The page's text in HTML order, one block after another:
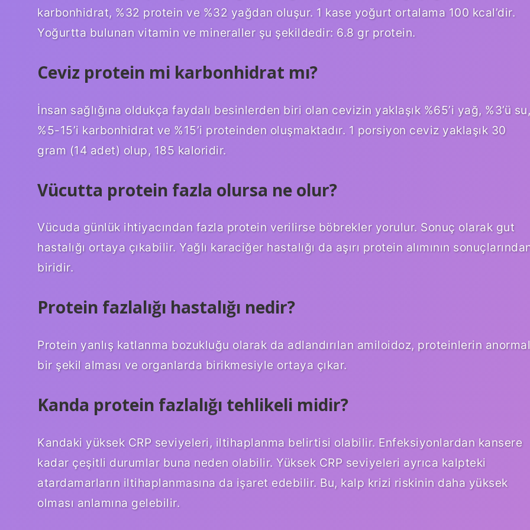
karbonhidrat, %32 protein ve %32 yağdan oluşur. 1 kase yoğurt ortalama 100 kcal’dir.
Yoğurtta bulunan vitamin ve mineraller şu şekildedir: 6.8 gr protein.
Ceviz protein mi karbonhidrat mı?
İnsan sağlığına oldukça faydalı besinlerden biri olan cevizin yaklaşık %65’i yağ, %3’ü su,
%5-15’i karbonhidrat ve %15’i proteinden oluşmaktadır. 1 porsiyon ceviz yaklaşık 30
gram (14 adet) olup, 185 kaloridir.
Vücutta protein fazla olursa ne olur?
Vücuda günlük ihtiyacından fazla protein verilirse böbrekler yorulur. Sonuç olarak gut
hastalığı ortaya çıkabilir. Yağlı karaciğer hastalığı da aşırı protein alımının
biridir.
Protein fazlalığı hastalığı nedir?
Protein yanlış katlanma bozukluğu olarak da adlandırılan amiloidoz, proteinlerin anormal
bir şekil alması ve organlarda birikmesiyle ortaya çıkar.
Kanda protein fazlalığı tehlikeli midir?
Kandaki yüksek CRP seviyeleri, iltihaplanma belirtisi olabilir. Enfeksiyonlardan kansere
kadar çeşitli durumlar buna neden olabilir. Yüksek CRP seviyeleri ayrıca kalpteki
atardamarların iltihaplanmasına da işaret edebilir. Bu, kalp krizi riskinin daha yüksek
olması anlamına gelebilir.